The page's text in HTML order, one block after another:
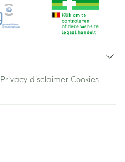
Privacy disclaimer Cookies